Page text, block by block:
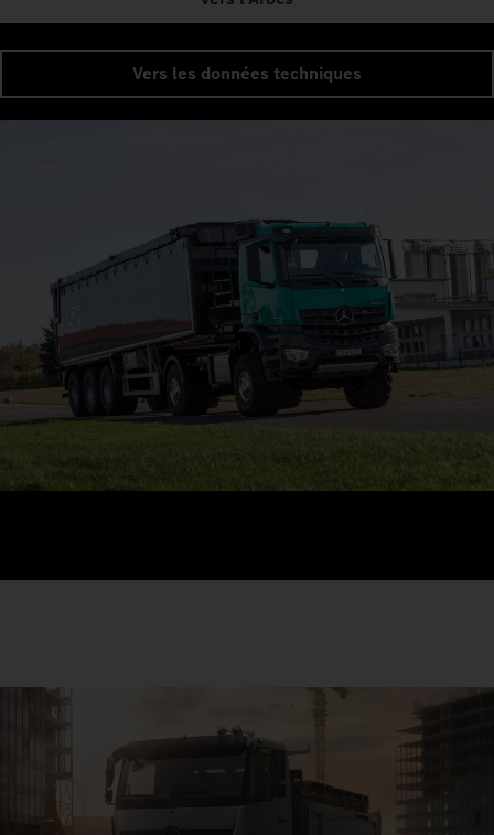
Vers les données techniques